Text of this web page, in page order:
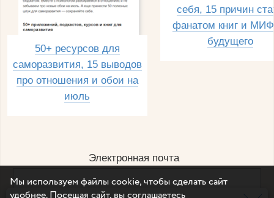
50+ ресурсов для
саморазвития, 15 выводов
про отношения и обои на
июль
себя, 15 причин
фанатом книг и
будущего
Электронная почта
Мы используем файлы cookie, чтобы сделать сайт